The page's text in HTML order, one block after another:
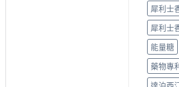
犀利士
犀利士
能量糖
藥物專
達泊西